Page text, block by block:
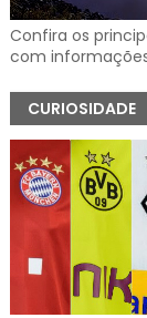
Confira os
com
CURIOSIDADE